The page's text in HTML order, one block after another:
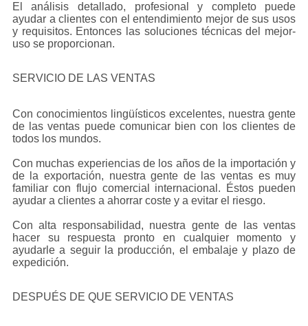
El análisis detallado, profesional y completo puede
ayudar a clientes con el entendimiento mejor de sus usos
y requisitos. Entonces las soluciones técnicas del mejor-
uso se proporcionan.
SERVICIO DE LAS VENTAS
Con conocimientos lingüísticos excelentes, nuestra gente
de las ventas puede comunicar bien con los clientes de
todos los mundos.
Con muchas experiencias de los años de la importación y
de la exportación, nuestra gente de las ventas es muy
familiar con flujo comercial internacional. Éstos pueden
ayudar a clientes a ahorrar coste y a evitar el riesgo.
Con alta responsabilidad, nuestra gente de las ventas
hacer su respuesta pronto en cualquier momento y
ayudarle a seguir la producción, el embalaje y plazo de
expedición.
DESPUÉS DE QUE SERVICIO DE VENTAS